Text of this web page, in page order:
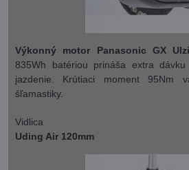
Výkonný motor Panasonic GX
835Wh batériou prináša extra
jazdenie. Krútiaci moment 95Nm
šľamastiky.
Vidlica
Uding Air 120mm